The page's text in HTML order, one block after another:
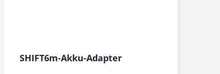
SHIFT6m-Akku-Adapter